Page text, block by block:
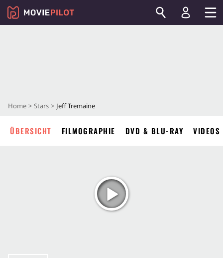
Home Stars Jeff Tremaine
ÜBERSICHT FILMOGRAPHIE DVD & BLU-RAY VIDEOS